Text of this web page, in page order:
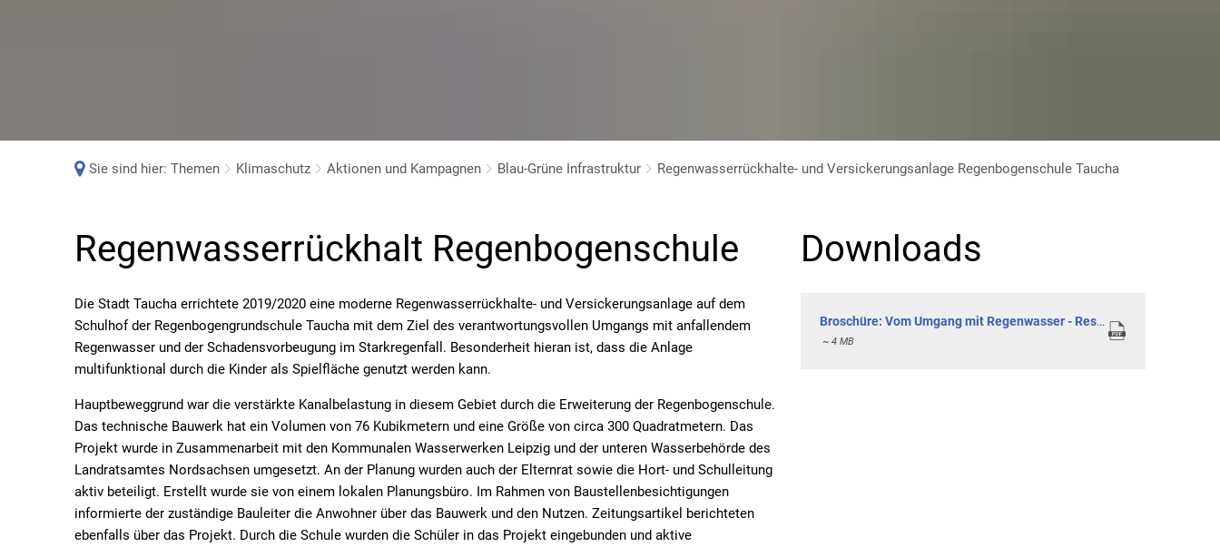
Sie sind hier: Themen Klimaschutz Aktionen und Kampagnen Blau-Grüne Infrastruktur Regenwasserrückhalte- und Versickerungsanlage Regenbogenschule Taucha
Regenwasserrückhalte-
Versickerungsanlage
Regenbogenschule
Taucha
Regenwasserrückhalt Regenbogenschule
Die Stadt Taucha errichtete 2019/2020 eine moderne Regenwasserrückhalte- und Versickerungsanlage auf dem
Schulhof der Regenbogengrundschule Taucha mit dem Ziel des verantwortungsvollen Umgangs mit anfallendem
Regenwasser und der Schadensvorbeugung im Starkregenfall. Besonderheit hieran ist, dass die Anlage
multifunktional durch die Kinder als Spielfläche genutzt werden kann.
Hauptbeweggrund war die verstärkte Kanalbelastung in diesem Gebiet durch die Erweiterung der Regenbogenschule.
Das technische Bauwerk hat ein Volumen von 76 Kubikmetern und eine Größe von circa 300 Quadratmetern. Das
Projekt wurde in Zusammenarbeit mit den Kommunalen Wasserwerken Leipzig und der unteren Wasserbehörde des
Landratsamtes Nordsachsen umgesetzt. An der Planung wurden auch der Elternrat sowie die Hort- und Schulleitung
aktiv beteiligt. Erstellt wurde sie von einem lokalen Planungsbüro. Im Rahmen von Baustellenbesichtigungen
informierte der zuständige Bauleiter die Anwohner über das Bauwerk und den Nutzen. Zeitungsartikel berichteten
ebenfalls über das Projekt. Durch die Schule wurden die Schüler in das Projekt eingebunden und aktive
Downloads
Broschüre: Vom Umgang mit Regenwasser - Ressource und Gefahr
~ 4 MB